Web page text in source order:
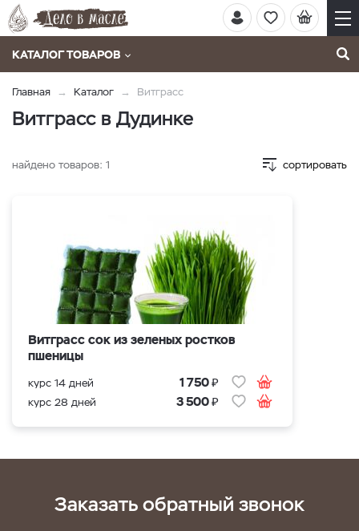
КАТАЛОГ ТОВАРОВ
Главная Каталог Витграсс
Витграсс в Дудинке
найдено товаров: 1 сортировать
Витграсс сок из зеленых ростков
пшеницы
курс 14 дней 1 750₽
курс 28 дней 3 500₽
Заказать обратный звонок